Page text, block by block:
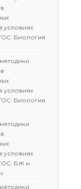
условиях
Биология
условиях
Биология
условиях
БЖ и